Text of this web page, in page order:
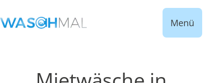
Menü